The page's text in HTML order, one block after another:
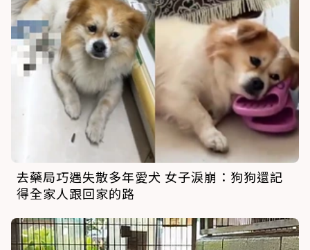
去藥局巧遇失散多年愛犬 女子淚崩：狗狗還記
得全家人跟回家的路